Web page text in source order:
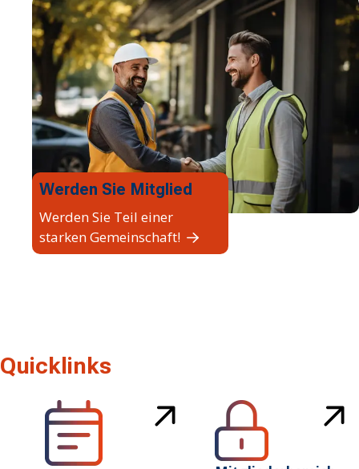
Werden Sie Mitglied
Werden Sie Teil einer
starken Gemeinschaft!
Quicklinks